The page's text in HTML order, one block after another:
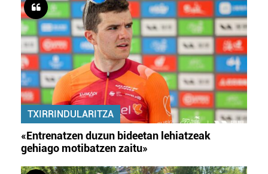
TXIRRINDULARITZA
«Entrenatzen duzun bideetan lehiatzeak
gehiago motibatzen zaitu»